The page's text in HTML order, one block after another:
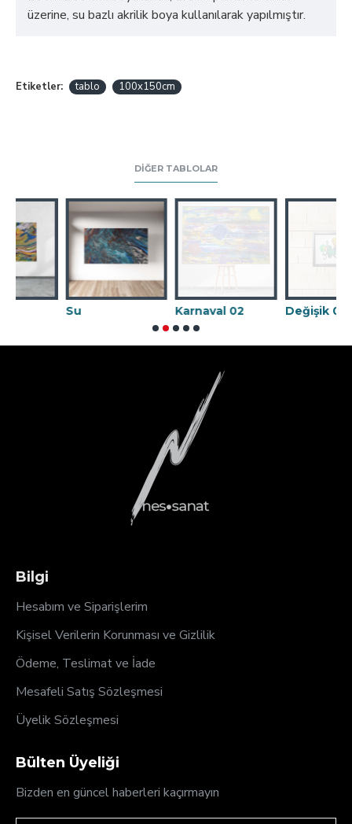
üzerine, su bazlı akrilik boya kullanılarak yapılmıştır.
Etiketler: tablo 100x150cm
DIĞER TABLOLAR
Karnaval 02 Değişik 09
Bilgi
Hesabım ve Siparişlerim
Kişisel Verilerin Korunması ve Gizlilik
Ödeme, Teslimat ve İade
Mesafeli Satış Sözleşmesi
Üyelik Sözleşmesi
Bülten Üyeliği
Bizden en güncel haberleri kaçırmayın